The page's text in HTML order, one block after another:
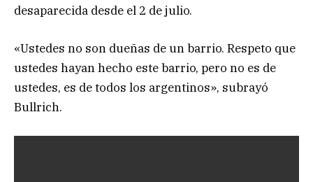
desaparecida desde el 2 de julio.
«Ustedes no son dueñas de un barrio. Respeto que
ustedes hayan hecho este barrio, pero no es de
ustedes, es de todos los argentinos», subrayó
Bullrich.